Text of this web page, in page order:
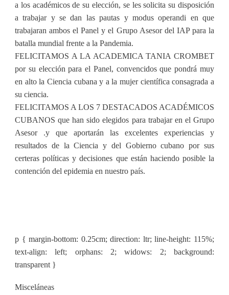
a los académicos de su elección, se les solicita su disposición
a trabajar y se dan las pautas y modus operandi en que
trabajaran ambos el Panel y el Grupo Asesor del IAP para la
batalla mundial frente a la Pandemia.
FELICITAMOS A LA ACADEMICA TANIA CROMBET
por su elección para el Panel, convencidos que pondrá muy
en alto la Ciencia cubana y a la mujer científica consagrada a
su ciencia.
FELICITAMOS A LOS 7 DESTACADOS ACADÉMICOS
CUBANOS que han sido elegidos para trabajar en el Grupo
Asesor .y que aportarán las excelentes experiencias y
resultados de la Ciencia y del Gobierno cubano por sus
certeras políticas y decisiones que están haciendo posible la
contención del epidemia en nuestro país.
p { margin-bottom: 0.25cm; direction: ltr; line-height: 115%;
text-align: left; orphans: 2; widows: 2; background:
transparent }
Misceláneas